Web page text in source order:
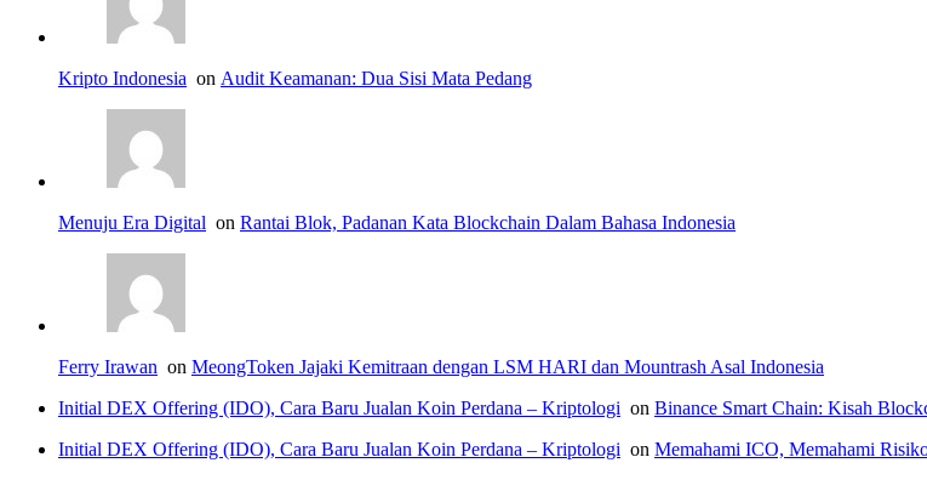
Kripto Indonesia on Audit Keamanan: Dua Sisi Mata Pedang
Menuju Era Digital on Rantai Blok, Padanan Kata Blockchain Dalam Bahasa Indonesia
Ferry Irawan on MeongToken Jajaki Kemitraan dengan LSM HARI dan Mountrash Asal Indonesia
Initial DEX Offering (IDO), Cara Baru Jualan Koin Perdana – Kriptologi on Binance Smart Chain: Kisah
Initial DEX Offering (IDO), Cara Baru Jualan Koin Perdana – Kriptologi on Memahami ICO, Memahami